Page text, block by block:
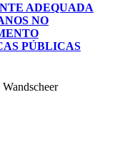
ADEQUADA
NO
PÚBLICAS